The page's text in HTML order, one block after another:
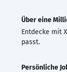
Über eine
Entdecke mit
passt.
Persönliche